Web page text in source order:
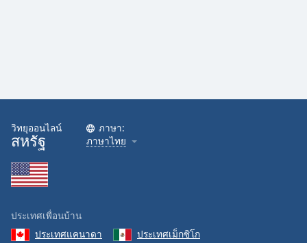
Font
Family
Done
Close
วิทยุออนไลน์
สหรัฐ
ภาษา:
ภาษาไทย
ประเทศเพื่อนบ้าน
ประเทศแคนาดา
ประเทศเม็กซิโก